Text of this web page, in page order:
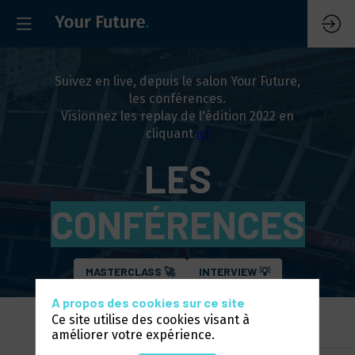
Suivez en live, depuis le salon Your Future,
les conférences.
Visionnez les replay de l'édition 2022 en
cliquant ici
LES
CONFÉRENCES
MASTERCLASS 🚀 INTERVIEW 💡
A propos des cookies sur ce site
Ce site utilise des cookies visant à
améliorer votre expérience.